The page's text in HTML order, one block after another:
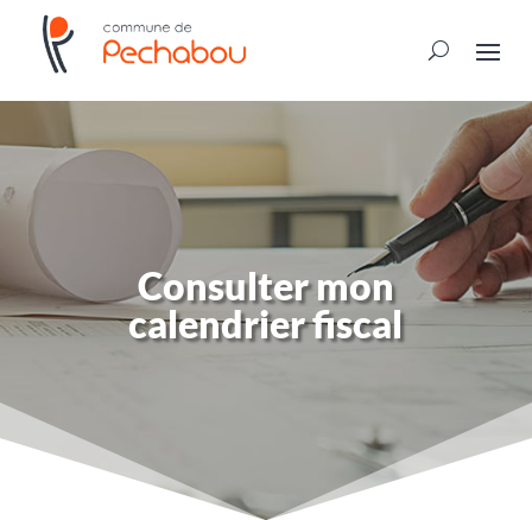
Consulter mon
calendrier fiscal